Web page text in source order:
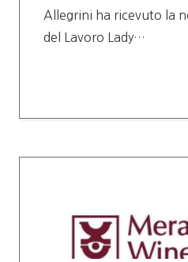
Allegrini ha ricevuto la
del Lavoro Lady…